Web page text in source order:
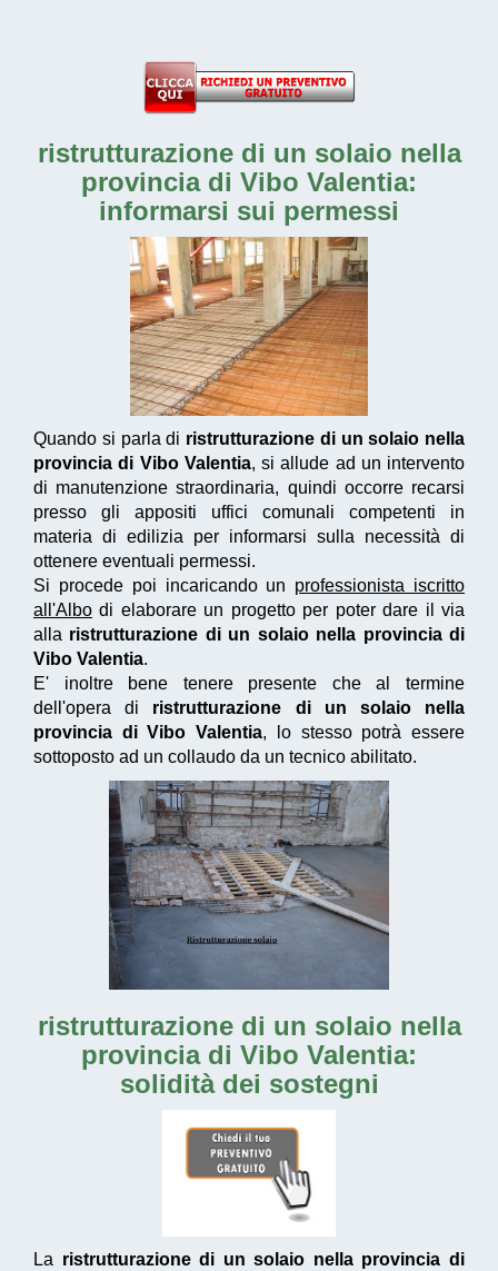
ristrutturazione di un solaio nella
provincia di Vibo Valentia:
informarsi sui permessi
Quando si parla di ristrutturazione di un solaio nella
provincia di Vibo Valentia, si allude ad un intervento
di manutenzione straordinaria, quindi occorre recarsi
presso gli appositi uffici comunali competenti in
materia di edilizia per informarsi sulla necessità di
ottenere eventuali permessi.
Si procede poi incaricando un professionista iscritto
all'Albo di elaborare un progetto per poter dare il via
alla ristrutturazione di un solaio nella provincia di
Vibo Valentia.
E' inoltre bene tenere presente che al termine
dell'opera di ristrutturazione di un solaio nella
provincia di Vibo Valentia, lo stesso potrà essere
sottoposto ad un collaudo da un tecnico abilitato.
ristrutturazione di un solaio nella
provincia di Vibo Valentia:
solidità dei sostegni
La ristrutturazione di un solaio nella provincia di